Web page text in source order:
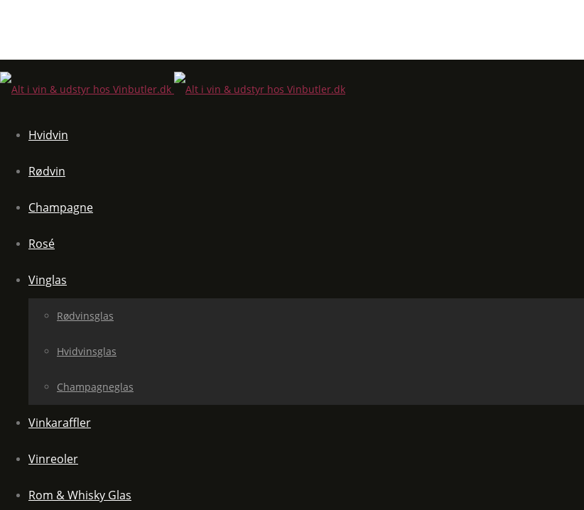
Hvidvin
Rødvin
Champagne
Rosé
Vinglas
Rødvinsglas
Hvidvinsglas
Champagneglas
Vinkaraffler
Vinreoler
Rom & Whisky Glas